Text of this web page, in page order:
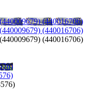
(440016706)
(440016706)
(440016706)